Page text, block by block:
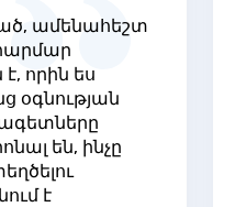
ամենահեշտ
որին ես
օգնության
են, ինչը
է